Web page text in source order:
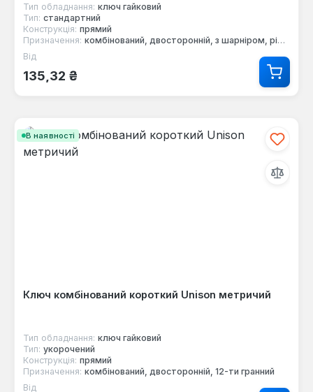
Тип обладнання: ключ гайковий
Тип: стандартний
Конструкція: прямий
Призначення: комбінований, двосторонній, з шарніром, ріжковий, торцевий
Звичайна ціна:
Від
135,32 ₴
В наявності
Ключ комбінований короткий Unison метричий
Тип обладнання: ключ гайковий
Тип: укорочений
Конструкція: прямий
Призначення: комбінований, двосторонній, 12-ти гранний
Від